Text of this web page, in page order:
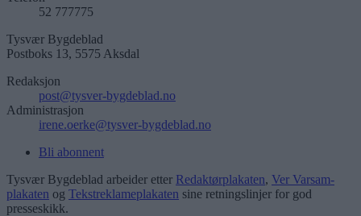
52 777775
Tysvær Bygdeblad
Postboks 13, 5575 Aksdal
Redaksjon
post@tysver-bygdeblad.no
Administrasjon
irene.oerke@tysver-bygdeblad.no
Bli abonnent
Tysvær Bygdeblad arbeider etter Redaktørplakaten, Ver Varsam-
plakaten og Tekstreklameplakaten sine retningslinjer for god
presseskikk.